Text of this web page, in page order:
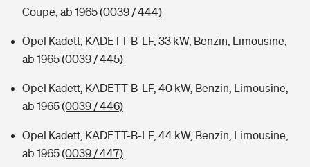
Coupe, ab 1965(0039 / 444)
Opel Kadett, KADETT-B-LF, 33 kW, Benzin, Limousine,
ab 1965(0039 / 445)
Opel Kadett, KADETT-B-LF, 40 kW, Benzin, Limousine,
ab 1965(0039 / 446)
Opel Kadett, KADETT-B-LF, 44 kW, Benzin, Limousine,
ab 1965(0039 / 447)